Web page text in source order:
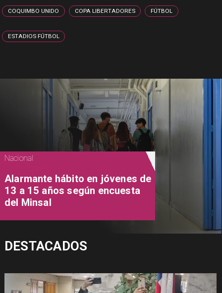
COQUIMBO UNIDO COPA LIBERTADORES FÚTBOL
ESTADIOS FÚTBOL
Nacional
Alarmante hábito en jóvenes de
13 a 15 años según encuesta
del Minsal
DESTACADOS